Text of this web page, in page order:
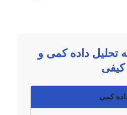
تحلیل داده کمی و
کیفی
کمی